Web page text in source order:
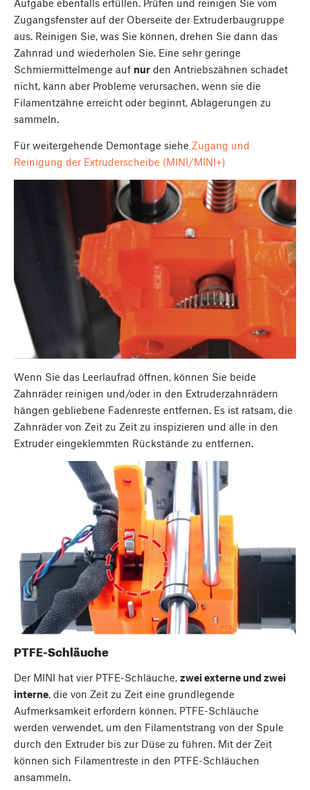
Aufgabe ebenfalls erfüllen. Prüfen und reinigen Sie vom
Zugangsfenster auf der Oberseite der Extruderbaugruppe
aus. Reinigen Sie, was Sie können, drehen Sie dann das
Zahnrad und wiederholen Sie. Eine sehr geringe
Schmiermittelmenge auf nur den Antriebszähnen schadet
nicht, kann aber Probleme verursachen, wenn sie die
Filamentzähne erreicht oder beginnt, Ablagerungen zu
sammeln.
Für weitergehende Demontage siehe Zugang und
Reinigung der Extruderscheibe (MINI/MINI+)
Wenn Sie das Leerlaufrad öffnen, können Sie beide
Zahnräder reinigen und/oder in den Extruderzahnrädern
hängen gebliebene Fadenreste entfernen. Es ist ratsam, die
Zahnräder von Zeit zu Zeit zu inspizieren und alle in den
Extruder eingeklemmten Rückstände zu entfernen.
PTFE-Schläuche
Der MINI hat vier PTFE-Schläuche, zwei externe und zwei
interne, die von Zeit zu Zeit eine grundlegende
Aufmerksamkeit erfordern können. PTFE-Schläuche
werden verwendet, um den Filamentstrang von der Spule
durch den Extruder bis zur Düse zu führen. Mit der Zeit
können sich Filamentreste in den PTFE-Schläuchen
ansammeln.